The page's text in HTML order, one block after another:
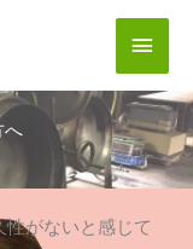
メ
イ
ン
メ
ニ
へ
がないと感じて